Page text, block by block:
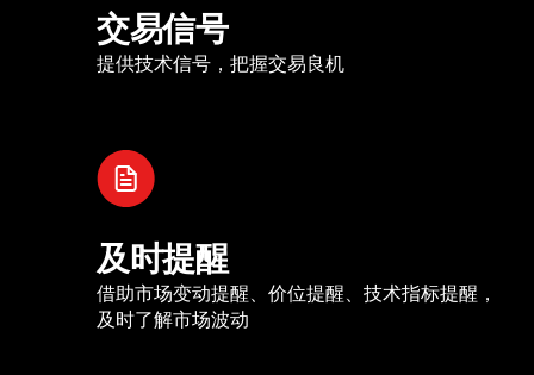
交易信号
提供技术信号，把握交易良机
及时提醒
借助市场变动提醒、价位提醒、技术指标提醒，
及时了解市场波动